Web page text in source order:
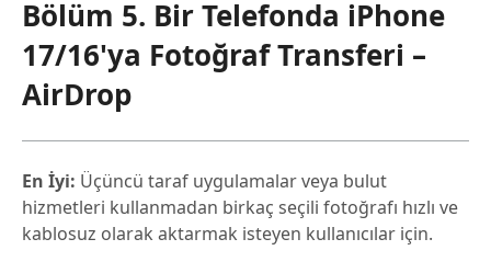
Bölüm 5. Bir Telefonda iPhone
17/16'ya Fotoğraf Transferi –
AirDrop
En İyi: Üçüncü taraf uygulamalar veya bulut
hizmetleri kullanmadan birkaç seçili fotoğrafı hızlı ve
kablosuz olarak aktarmak isteyen kullanıcılar için.